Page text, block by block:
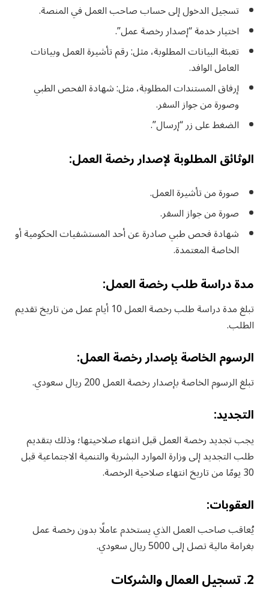
تسجيل الدخول إلى حساب صاحب العمل في المنصة.
اختيار خدمة “إصدار رخصة عمل”.
تعبئة البيانات المطلوبة، مثل: رقم تأشيرة العمل وبيانات
العامل الوافد.
إرفاق المستندات المطلوبة، مثل: شهادة الفحص الطبي
وصورة من جواز السفر.
الضغط على زر “إرسال”.
الوثائق المطلوبة لإصدار رخصة العمل:
صورة من تأشيرة العمل.
صورة من جواز السفر.
شهادة فحص طبي صادرة عن أحد المستشفيات الحكومية أو
الخاصة المعتمدة.
مدة دراسة طلب رخصة العمل:
تبلغ مدة دراسة طلب رخصة العمل 10 أيام عمل من تاريخ تقديم
الطلب.
الرسوم الخاصة بإصدار رخصة العمل:
تبلغ الرسوم الخاصة بإصدار رخصة العمل 200 ريال سعودي.
التجديد:
يجب تجديد رخصة العمل قبل انتهاء صلاحيتها؛ وذلك بتقديم
طلب التجديد إلى وزارة الموارد البشرية والتنمية الاجتماعية قبل
30 يومًا من تاريخ انتهاء صلاحية الرخصة.
العقوبات:
يُعاقب صاحب العمل الذي يستخدم عاملًا بدون رخصة عمل
بغرامة مالية تصل إلى 5000 ريال سعودي.
2. تسجيل العمال والشركات